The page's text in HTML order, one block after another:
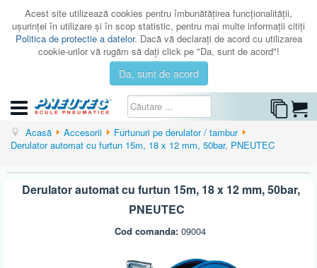
Acest site utilizează cookies pentru îmbunătăţirea funcţionalităţii,
uşurinţei în utilizare şi în scop statistic, pentru mai multe informaţii citiţi
Politica de protectie a datelor. Dacă vă declaraţi de acord cu utilizarea
cookie-urilor vă rugăm să daţi click pe "Da, sunt de acord"!
Da, sunt de acord
CATEGORII
Acasă Accesorii
Furtunuri pe derulator / tambur
Derulator automat cu furtun 15m, 18 x 12 mm, 50bar, PNEUTEC
Derulator automat cu furtun 15m, 18 x 12 mm, 50bar,
PNEUTEC
Cod comanda: 09004